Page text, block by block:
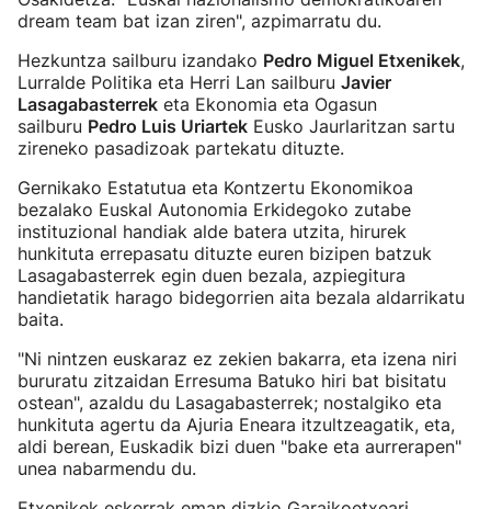
dream team bat izan ziren", azpimarratu du.
Hezkuntza sailburu izandako Pedro Miguel Etxenikek,
Lurralde Politika eta Herri Lan sailburu Javier
Lasagabasterrek eta Ekonomia eta Ogasun
sailburu Pedro Luis Uriartek Eusko Jaurlaritzan sartu
zireneko pasadizoak partekatu dituzte.
Gernikako Estatutua eta Kontzertu Ekonomikoa
bezalako Euskal Autonomia Erkidegoko zutabe
instituzional handiak alde batera utzita, hirurek
hunkituta errepasatu dituzte euren bizipen batzuk
Lasagabasterrek egin duen bezala, azpiegitura
handietatik harago bidegorrien aita bezala aldarrikatu
baita.
"Ni nintzen euskaraz ez zekien bakarra, eta izena niri
bururatu zitzaidan Erresuma Batuko hiri bat bisitatu
ostean", azaldu du Lasagabasterrek; nostalgiko eta
hunkituta agertu da Ajuria Eneara itzultzeagatik, eta,
aldi berean, Euskadik bizi duen "bake eta aurrerapen"
unea nabarmendu du.